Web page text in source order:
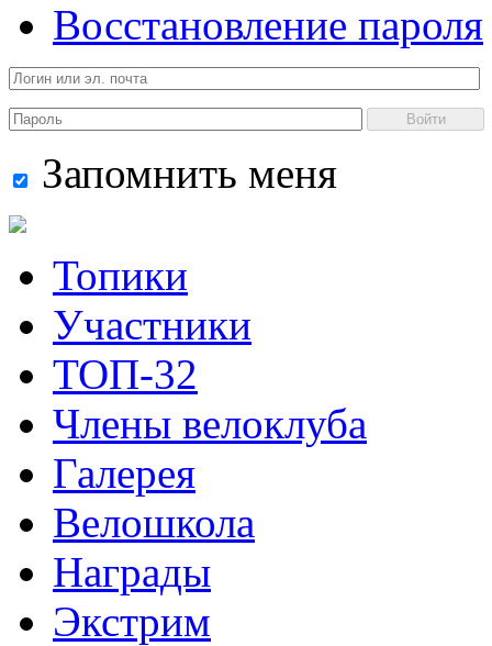
Восстановление пароля
Войти
Запомнить меня
Топики
Участники
ТОП-32
Члены велоклуба
Галерея
Велошкола
Награды
Экстрим